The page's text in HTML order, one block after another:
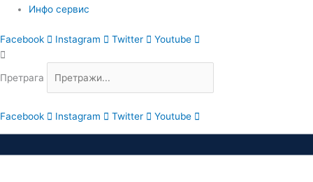
Инфо сервис
Facebook Instagram Twitter Youtube
Претрага
Facebook Instagram Twitter Youtube